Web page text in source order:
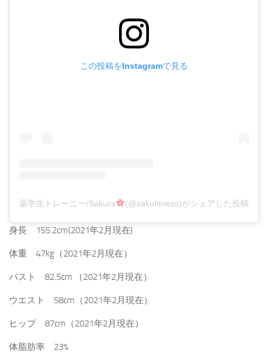
この投稿をInstagramで見る
薬学生トレーニー/Sakura (@sakufitness)がシェアした投稿
身長 155.2cm(2021年2月現在)
体重 47kg（2021年2月現在）
バスト 82.5cm （2021年2月現在）
ウエスト 58cm（2021年2月現在）
ヒップ 87cm（2021年2月現在）
体脂肪率 23%